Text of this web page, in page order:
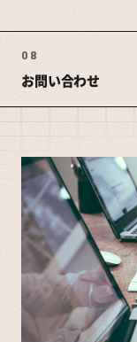
08
お問い合わせ